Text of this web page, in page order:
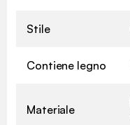
Stile
Contiene legno
Materiale